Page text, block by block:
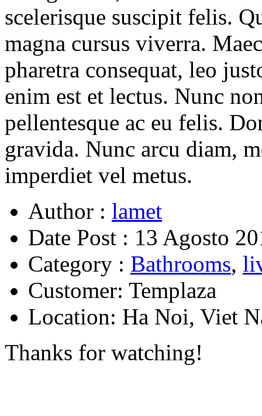
scelerisque suscipit felis.
magna cursus viverra.
pharetra consequat, leo
enim est et lectus. Nunc
pellentesque ac eu felis.
gravida. Nunc arcu diam,
imperdiet vel metus.
Author : lamet
Date Post : 13 Agosto
Category : Bathrooms,
Customer: Templaza
Location: Ha Noi, Viet
Thanks for watching!